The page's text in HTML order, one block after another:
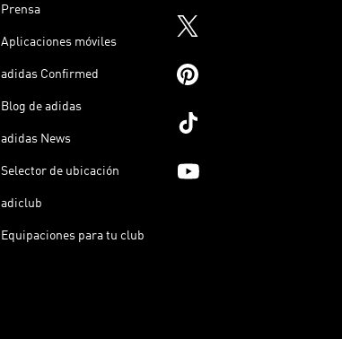
Prensa
Aplicaciones móviles
adidas Confirmed
Blog de adidas
adidas News
Selector de ubicación
adiclub
Equipaciones para tu club